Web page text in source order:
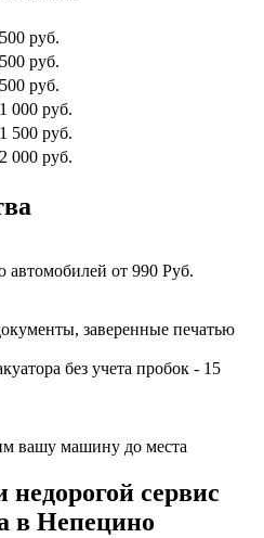
руб.
руб.
руб.
000 руб.
500 руб.
000 руб.
от 990 Руб.
заверенные печатью
без учета пробок - 15
вашу машину до места
сервис
в Непецино